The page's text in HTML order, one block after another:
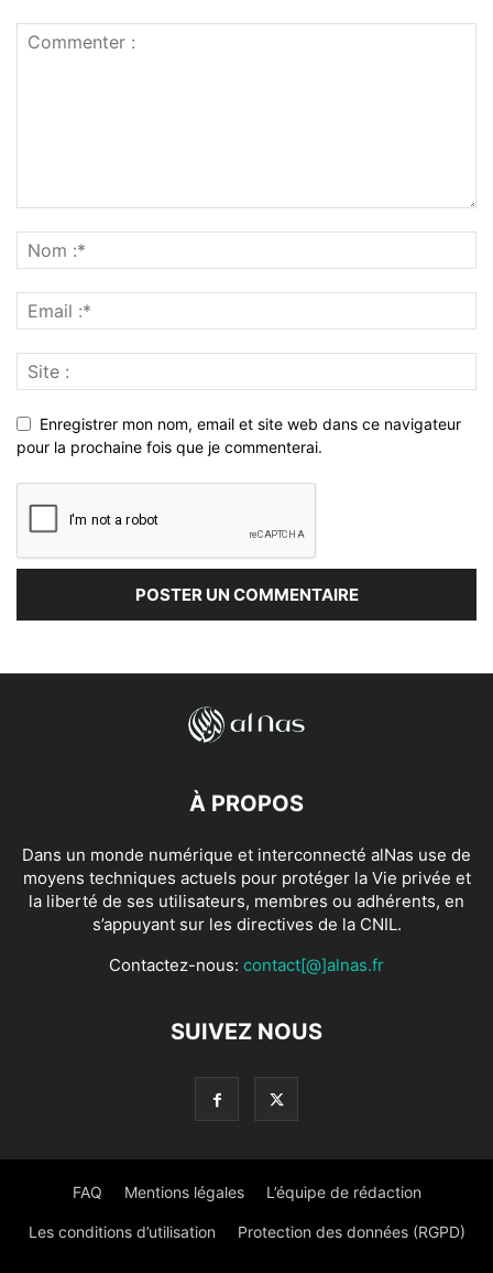
Enregistrer mon nom, email et site web dans ce navigateur
pour la prochaine fois que je commenterai.
À PROPOS
Dans un monde numérique et interconnecté alNas use de
moyens techniques actuels pour protéger la Vie privée et
la liberté de ses utilisateurs, membres ou adhérents, en
s’appuyant sur les directives de la CNIL.
Contactez-nous: contact[@]alnas.fr
SUIVEZ NOUS
FAQ Mentions légales L’équipe de rédaction
Les conditions d’utilisation Protection des données (RGPD)